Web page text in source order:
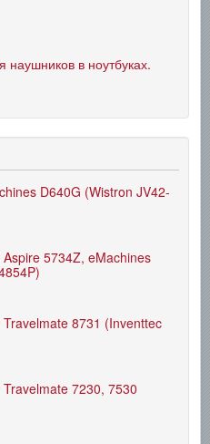
в ноутбуках.
D640G (Wistron JV42-
5734Z, eMachines
8731 (Inventtec
7230, 7530